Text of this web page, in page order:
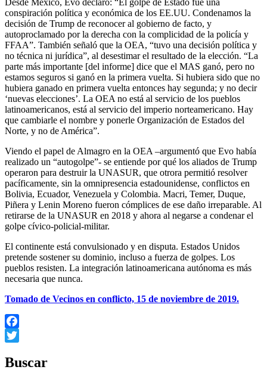
Desde México, Evo declaró: “El golpe de Estado fue una
conspiración política y económica de los EE.UU. Condenamos la
decisión de Trump de reconocer al gobierno de facto, y
autoproclamado por la derecha con la complicidad de la policía y
FFAA”. También señaló que la OEA, “tuvo una decisión política y
no técnica ni jurídica”, al desestimar el resultado de la elección. “La
parte más importante [del informe] dice que el MAS ganó, pero no
estamos seguros si ganó en la primera vuelta. Si hubiera sido que no
hubiera ganado en primera vuelta entonces hay segunda; y no decir
‘nuevas elecciones’. La OEA no está al servicio de los pueblos
latinoamericanos, está al servicio del imperio norteamericano. Hay
que cambiarle el nombre y ponerle Organización de Estados del
Norte, y no de América”.
Viendo el papel de Almagro en la OEA –argumentó que Evo había
realizado un “autogolpe”- se entiende por qué los aliados de Trump
operaron para destruir la UNASUR, que otrora permitió resolver
pacíficamente, sin la omnipresencia estadounidense, conflictos en
Bolivia, Ecuador, Venezuela y Colombia. Macri, Temer, Duque,
Piñera y Lenin Moreno fueron cómplices de ese daño irreparable. Al
retirarse de la UNASUR en 2018 y ahora al negarse a condenar el
golpe cívico-policial-militar.
El continente está convulsionado y en disputa. Estados Unidos
pretende sostener su dominio, incluso a fuerza de golpes. Los
pueblos resisten. La integración latinoamericana autónoma es más
necesaria que nunca.
Tomado de Vecinos en conflicto, 15 de noviembre de 2019.
Facebook
Buscar